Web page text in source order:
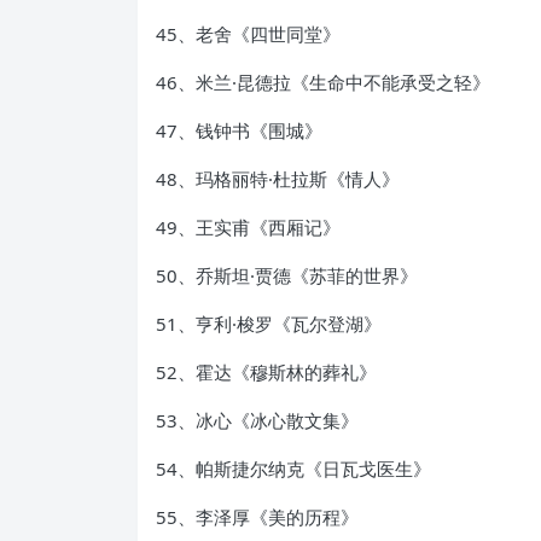
45、老舍《四世同堂》
46、米兰·昆德拉《生命中不能承受之轻》
47、钱钟书《围城》
48、玛格丽特·杜拉斯《情人》
49、王实甫《西厢记》
50、乔斯坦·贾德《苏菲的世界》
51、亨利·梭罗《瓦尔登湖》
52、霍达《穆斯林的葬礼》
53、冰心《冰心散文集》
54、帕斯捷尔纳克《日瓦戈医生》
55、李泽厚《美的历程》